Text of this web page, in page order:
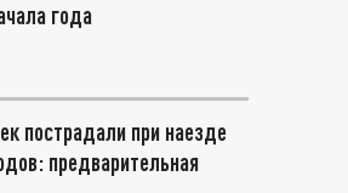
года
пострадали при наезде
предварительная